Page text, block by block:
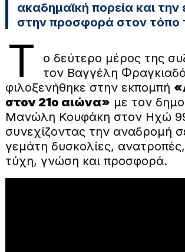
ακαδημαϊκή πορεία και την
στην προσφορά στον τόπο
Τ
ο δεύτερο μέρος της
τον Βαγγέλη
φιλοξενήθηκε στην εκπομπή
στον 21ο αιώνα» με τον
Μανώλη Κουφάκη στον Ηχώ
συνεχίζοντας την αναδρομή
γεμάτη δυσκολίες,
τύχη, γνώση και προσφορά.